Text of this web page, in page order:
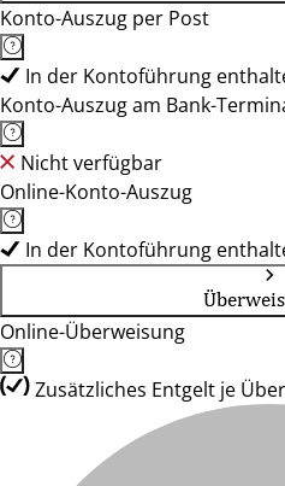
Konto-Auszug per Post
In der Kontoführung
Konto-Auszug am Bank-
Nicht verfügbar
Online-Konto-Auszug
In der Kontoführung
Online-Überweisung
Zusätzliches Entgelt je